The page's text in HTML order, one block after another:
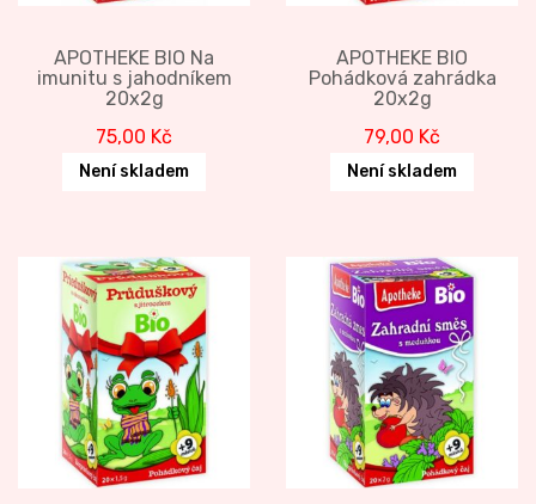
APOTHEKE BIO Na
imunitu s jahodníkem
20x2g
75,00 Kč
Není skladem
APOTHEKE BIO
Pohádková zahrádka
20x2g
79,00 Kč
Není skladem